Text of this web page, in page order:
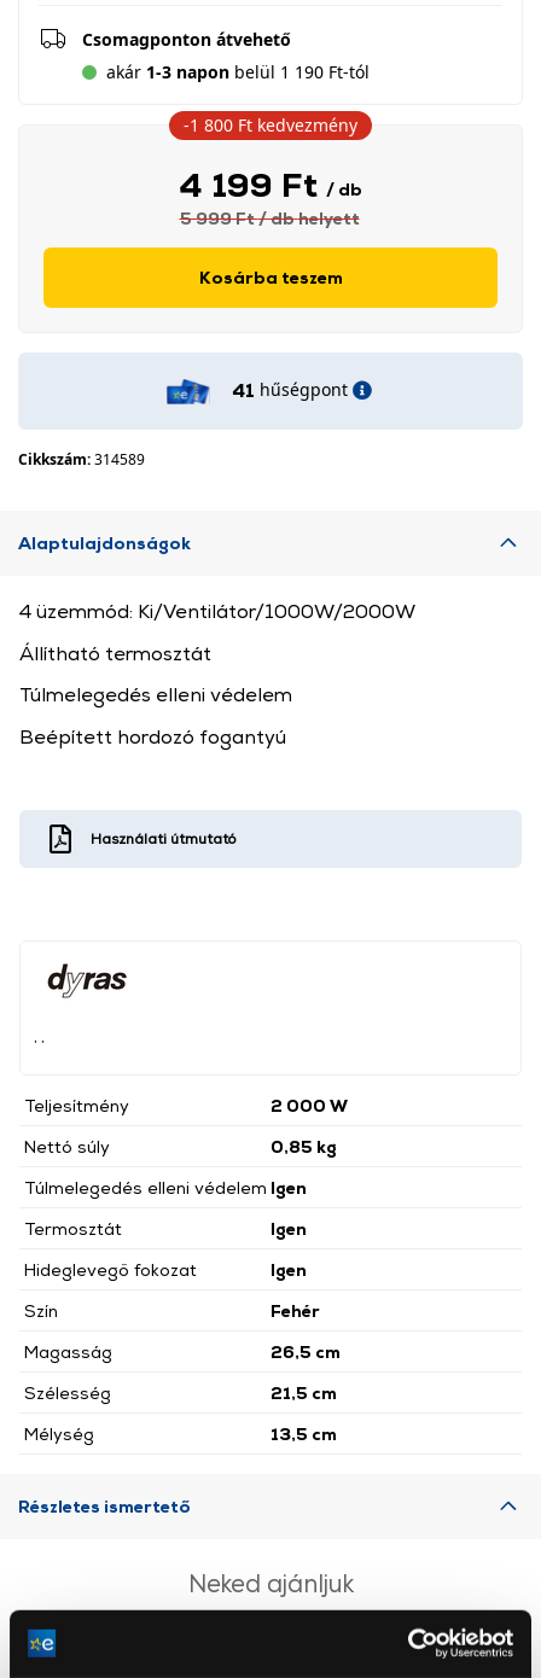
Csomagponton átvehető
akár 1-3 napon belül 1 190 Ft-tól
4 199 Ft / db
5 999 Ft/ dbhelyett
Kosárba teszem
-1 800 Ft kedvezmény
41 hűségpont
Cikkszám:314589
Alaptulajdonságok
Teljesítmény
2 000 W
Nettó súly
0,85 kg
Túlmelegedés elleni védelem Igen
Termosztát
Igen
Hideglevegő fokozat
Igen
Szín
Fehér
Magasság
26,5 cm
Szélesség
21,5 cm
Mélység
13,5 cm
4 üzemmód: Ki/Ventilátor/1000W/2000W
Állítható termosztát
Túlmelegedés elleni védelem
Beépített hordozó fogantyú
Használati útmutató
Részletes ismertető
Neked ajánljuk